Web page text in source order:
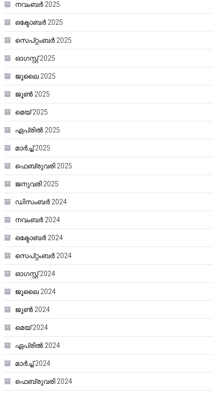
നവംബർ 2025
ഒക്ടോബർ 2025
സെപ്റ്റംബർ 2025
ഓഗസ്റ്റ്‌ 2025
ജൂലൈ 2025
ജൂൺ 2025
മെയ്‌ 2025
ഏപ്രിൽ 2025
മാർച്ച്‌ 2025
ഫെബ്രുവരി 2025
ജനുവരി 2025
ഡിസംബർ 2024
നവംബർ 2024
ഒക്ടോബർ 2024
സെപ്റ്റംബർ 2024
ഓഗസ്റ്റ്‌ 2024
ജൂലൈ 2024
ജൂൺ 2024
മെയ്‌ 2024
ഏപ്രിൽ 2024
മാർച്ച്‌ 2024
ഫെബ്രുവരി 2024